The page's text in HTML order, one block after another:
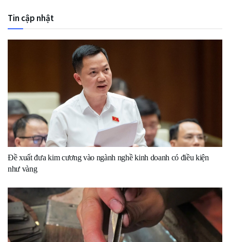
Tin cập nhật
Đề xuất đưa kim cương vào ngành nghề kinh doanh có điều kiện
như vàng